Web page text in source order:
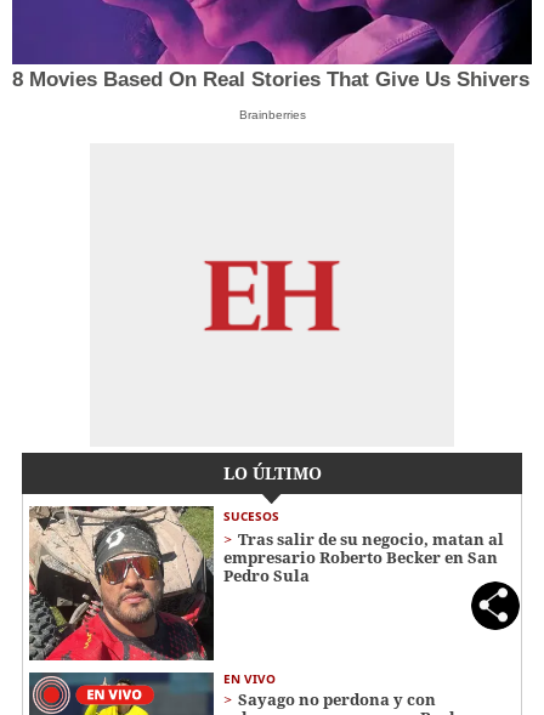
8 Movies Based On Real Stories That Give Us Shivers
Brainberries
LO ÚLTIMO
SUCESOS
Tras salir de su negocio, matan al
empresario Roberto Becker en San
Pedro Sula
EN VIVO
Sayago no perdona y con